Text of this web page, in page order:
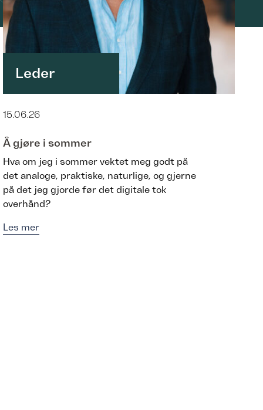
Leder
15.06.26
Å gjøre i sommer
Hva om jeg i sommer vektet meg godt på
det analoge, praktiske, naturlige, og gjerne
på det jeg gjorde før det digitale tok
overhånd?
Les mer